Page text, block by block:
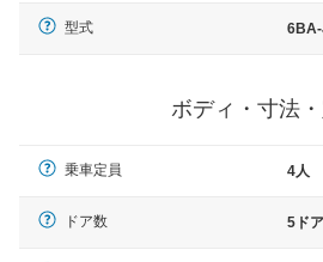
型式
ボディ・寸法
乗車定員 4人
ドア数 5ドア